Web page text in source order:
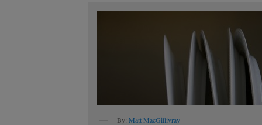
By: Matt MacGillivray